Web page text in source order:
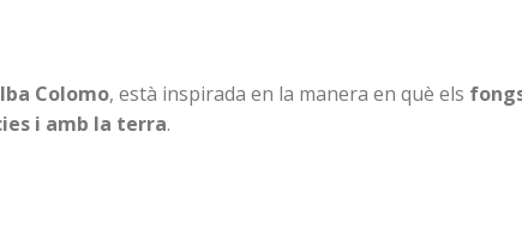
Colomo, està inspirada en la manera en què els
i amb la terra.